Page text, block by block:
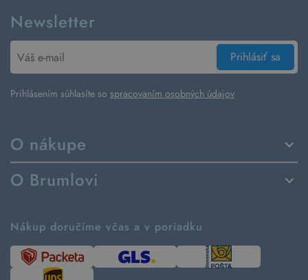
O nákupe
Spôsoby dodania a platby
Vrátenie tovaru a reklamácia
Návod ako nakupovať
Tabuľka veľkostí
O Brumlovi
Ako tvoríme second hand
Časté otázky
Kde pomáhame
Newsletter
Prihlásiť sa
Prihlásením súhlasíte so spracovaním osobných údajov
Nákup doručíme včas a v poriadku